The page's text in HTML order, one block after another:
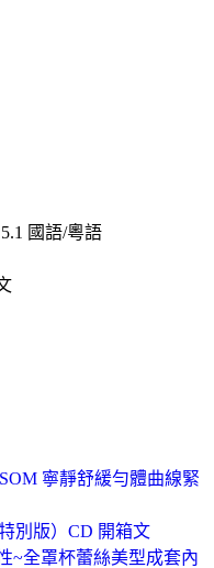
國語/粵語
寧靜舒緩勻體曲線緊
別版）CD 開箱文
~全罩杯蕾絲美型成套內